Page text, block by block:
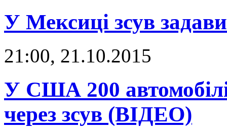
У Мексиці зсув
21:00, 21.10.2015
У США 200
через зсув (ВІДЕО)